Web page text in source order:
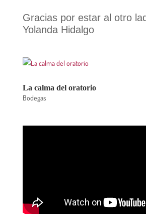
Gracias por estar al otro
Yolanda Hidalgo
La calma del oratorio
Bodegas